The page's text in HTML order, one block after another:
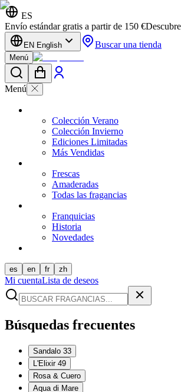
ES
Envío estándar gratis a partir de 150 €
EN English Buscar una tienda
Menú
Menú
Colección Verano
Colección Invierno
Ediciones Limitadas
Más Vendidas
Frescas
Amaderadas
Todas las fragancias
Franquicias
Historia
Novedades
es en fr zh
Mi cuentaLista de deseos
Búsquedas frecuentes
Sandalo 33
L'Elixir 49
Rosa & Cuero
Aqua di Mare